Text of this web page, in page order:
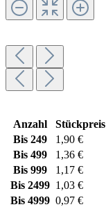
Anzahl
Stückpreis
Bis 249
1,90 €
Bis 499
1,36 €
Bis 999
1,17 €
Bis 2499 1,03 €
Bis 4999 0,97 €